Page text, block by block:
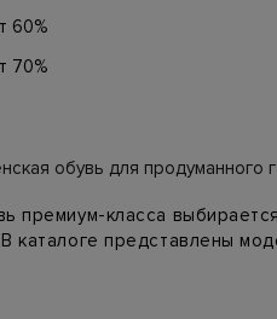
60%
70%
обувь для продуманного
премиум-класса
каталоге представлены